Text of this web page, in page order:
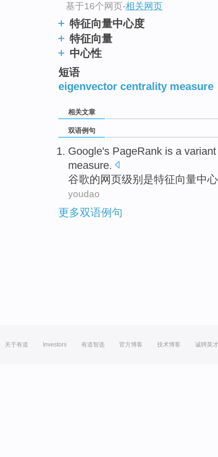
基于16个网页-相关网页
特征向量中心度
特征向量
中心性
短语
eigenvector centrality measure
相关文章
双语例句
Google's PageRank is a variant
measure.
谷歌的 网页级别 是特征向量中
youdao
更多双语例句
关于有道 Investors 有道智选 官方博客 技术博客 诚聘英才